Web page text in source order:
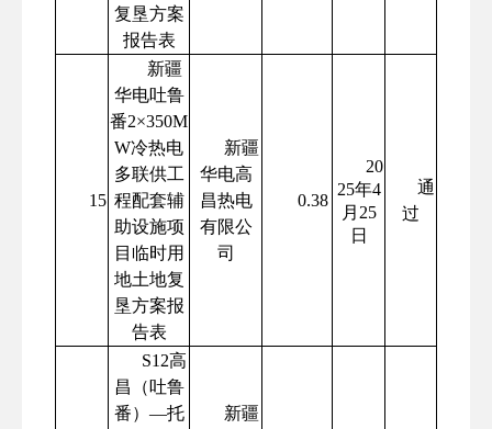
复垦方案
报告表
15
新疆
华电吐鲁
番2×350M
W冷热电
多联供工
程配套辅
助设施项
目临时用
地土地复
垦方案报
告表
新疆
华电高
昌热电
有限公
司
0.38
20
25年4
月25
日
通
过
S12高
昌（吐鲁
番）—托
新疆